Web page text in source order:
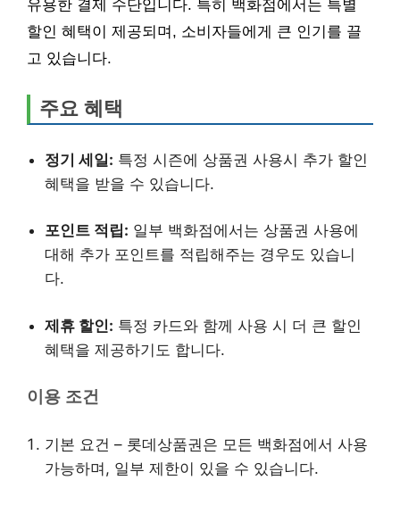
유용한 결제 수단입니다. 특히 백화점에서는 특별
할인 혜택이 제공되며, 소비자들에게 큰 인기를 끌
고 있습니다.
주요 혜택
정기 세일: 특정 시즌에 상품권 사용시 추가 할인
혜택을 받을 수 있습니다.
포인트 적립: 일부 백화점에서는 상품권 사용에
대해 추가 포인트를 적립해주는 경우도 있습니
다.
제휴 할인: 특정 카드와 함께 사용 시 더 큰 할인
혜택을 제공하기도 합니다.
이용 조건
기본 요건 – 롯데상품권은 모든 백화점에서 사용
가능하며, 일부 제한이 있을 수 있습니다.